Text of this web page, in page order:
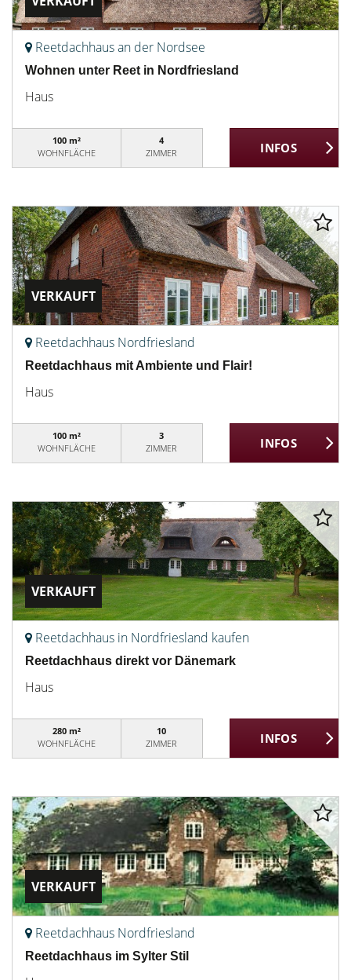
Reetdachhaus an der Nordsee
Wohnen unter Reet in Nordfriesland
Haus
100 m²
WOHNFLÄCHE
4
ZIMMER
VERKAUFT
Reetdachhaus Nordfriesland
Reetdachhaus mit Ambiente und Flair!
Haus
100 m²
WOHNFLÄCHE
3
ZIMMER
VERKAUFT
Reetdachhaus in Nordfriesland kaufen
Reetdachhaus direkt vor Dänemark
Haus
280 m²
WOHNFLÄCHE
10
ZIMMER
VERKAUFT
Reetdachhaus Nordfriesland
Reetdachhaus im Sylter Stil